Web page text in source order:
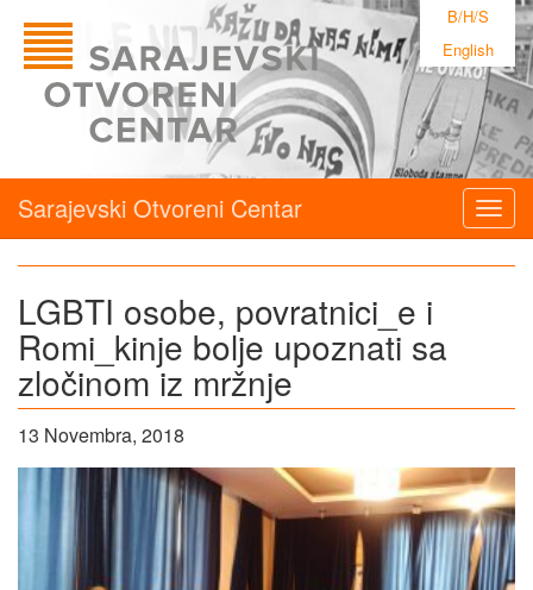
B/H/S
English
Sarajevski Otvoreni Centar
LGBTI osobe, povratnici_e i
Romi_kinje bolje upoznati sa
zločinom iz mržnje
13 Novembra, 2018